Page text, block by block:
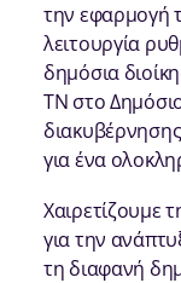
την εφαρμογή
λειτουργία
δημόσια
ΤΝ στο
για ένα
Χαιρετίζουμε
για την
τη διαφανή